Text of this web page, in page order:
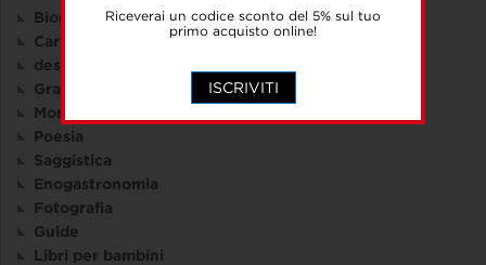
Riceverai un codice sconto del 5% sul tuo
primo acquisto online!
ISCRIVITI
Biografie
Cartografia
design e comunicazione visiva
Graphic Novel
Montagna
Poesia
Saggistica
Enogastronomia
Fotografia
Guide
Libri per bambini